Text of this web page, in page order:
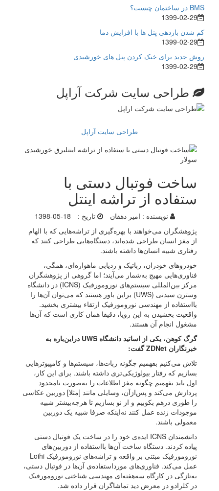
BMS در ساختمان چیست؟
1399-02-29
کم شدن بازدهی پنل ها با افزایش دما
1399-02-29
روش جدید برای خنک کردن پنل های خورشیدی
1399-02-29
طراحی سایت شرکت آراپل
طراحی سایت آراپل
ساخت فوتبال دستی با
ستفاده از تراشه اینتل
نویسنده : امیر دهقان تاریخ :
1398-05-18
پژوهشگران می‌خواهند با بهره‌گیری از تراشه‌هایی که با الهام
از مغز انسان طراحی شده‌اند، دستگاه‌هایی طراحی کنند که
رفتاری شبیه انسان‌ها داشته باشند.
خودروهای خودران، رباتیک و ردیابی ماهواره‌ای، همگی،
فناوری‌هایی مهیج به‌شمار می‌آیند؛ اما گروهی از پژوهشگران
مرکز بین‌المللی سیستم‌های نورومورفیک (ICNS) در دانشگاه
وسترن سیدنی (UWS) براین باور هستند که می‌توان آن‌ها را
با‌استفاده از مهندسی نورومورفیک ارتقاء بیشتری بخشید.
واقعیت بخشیدن به این رویا، دقیقا همان کاری است که آن‌ها
مشغول انجام آن هستند.
گرگ کوهن، یکی از اساتید دانشگاه UWS دراین‌باره به
خبرنگاران ZDNet گفت:
تلاش می‌کنیم بفهمیم چگونه ربات‌ها، سیستم‌ها و کامپیوترهایی
بسازیم که رفتار بیولوژیکی‌تری داشته باشند. برای این کار،
اول باید بفهمیم چگونه مغز اطلاعات را به‌صورت نامحدود
پردازش می‌کند و پس‌ازآن، وسایلی مانند [مثلا] دوربین عکاسی
را طوری درهم بکوبیم و از نو بسازیم تا هرچه‌بیشتر شبیه
موجودات زنده عمل کنند نه‌اینکه صرفا شبیه یک دوربین
معمولی باشند.
دانشمندان ICNS ایده‌ی خود را در ساخت یک فوتبال دستی
پیاده کردند. دستگاه ساخت آن‌ها با‌استفاده از دوربین‌های
نورومورفیک مبتنی بر واقعه و تراشه‌های نورومورفیک Loihi
عمل می‌کند. فناوری‌های مورد‌استفاده‌ی آن‌ها در فوتبال دستی،
به‌تازگی در کارگاه سه‌هفته‌ای مهندسی شناختی نورومورفیک
در کلرادو در معرض دید تماشاگران قرار داده شد.